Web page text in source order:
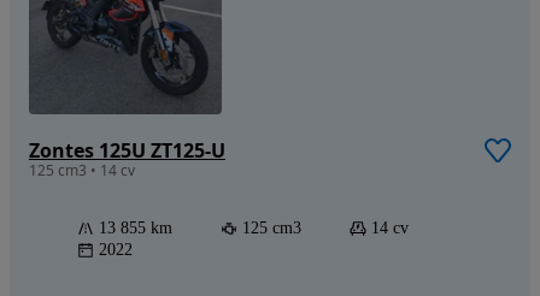
Zontes 125U ZT125-U
125 cm3 • 14 cv
13 855 km 125 cm3
14 cv
2022